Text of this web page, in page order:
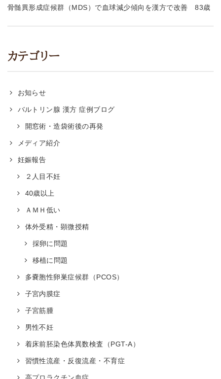
骨髄異形成症候群（MDS）で血球減少傾向を漢方で改善 83歳
カテゴリー
お知らせ
バルトリン腺 漢方 症例ブログ
開窓術・造袋術後の再発
メディア紹介
妊娠報告
２人目不妊
40歳以上
ＡＭＨ低い
体外受精・顕微授精
採卵に問題
移植に問題
多嚢胞性卵巣症候群（PCOS）
子宮内膜症
子宮筋腫
男性不妊
着床前胚染色体異数検査（PGT-A）
習慣性流産・反復流産・不育症